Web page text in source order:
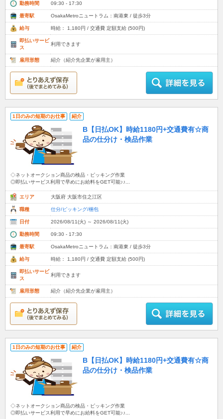
勤務時間 09:30 - 17:30
最寄駅 OsakaMetroニュートラム：南港東 / 徒歩3分
給与 時給： 1,180円 / 交通費 定額支給 (500円)
即払いサービ
ス
利用できます
雇用形態 紹介（紹介先企業が雇用主）
1日のみの短期のお仕事 紹介
B【日払OK】時給1180円+交通費有☆商
品の仕分け・検品作業
◇ネットオークション商品の検品・ピッキング作業
◎即払いサービス利用で早めにお給料をGET可能♪♪...
エリア 大阪府 大阪市住之江区
職種 仕分/ピッキング/梱包
日付 2026/08/11(火) ～ 2026/08/11(火)
勤務時間 09:30 - 17:30
最寄駅 OsakaMetroニュートラム：南港東 / 徒歩3分
給与 時給： 1,180円 / 交通費 定額支給 (500円)
即払いサービ
ス
利用できます
雇用形態 紹介（紹介先企業が雇用主）
1日のみの短期のお仕事 紹介
B【日払OK】時給1180円+交通費有☆商
品の仕分け・検品作業
◇ネットオークション商品の検品・ピッキング作業
◎即払いサービス利用で早めにお給料をGET可能♪♪...